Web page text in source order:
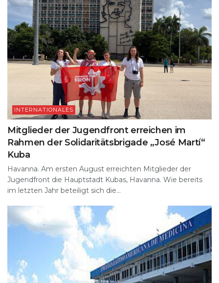
INTERNATIONALES
Mitglieder der Jugendfront erreichen im
Rahmen der Solidaritätsbrigade „José Martí“
Kuba
Havanna. Am ersten August erreichten Mitglieder der
Jugendfront die Hauptstadt Kubas, Havanna. Wie bereits
im letzten Jahr beteiligt sich die...